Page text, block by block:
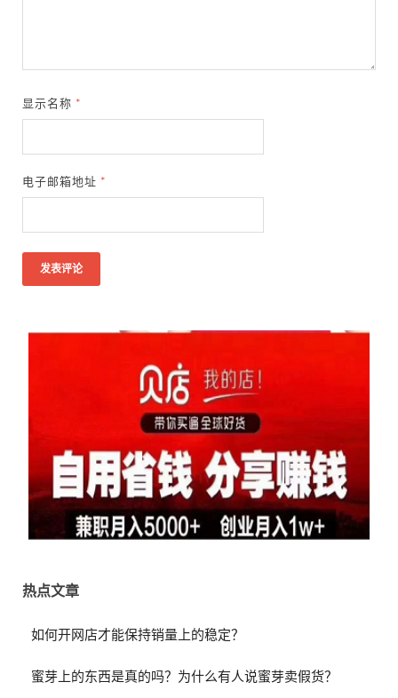
显示名称 *
电子邮箱地址 *
热点文章
如何开网店才能保持销量上的稳定？
蜜芽上的东西是真的吗？为什么有人说蜜芽卖假货？